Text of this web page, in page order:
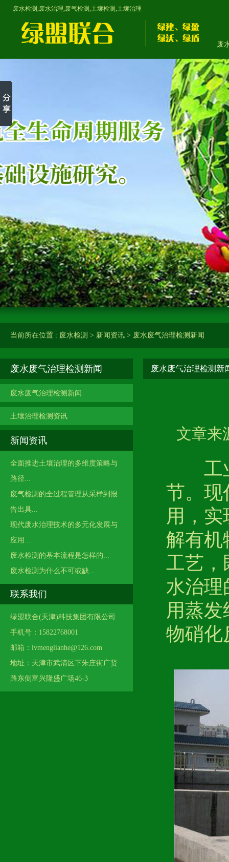
废水检测,废水治理,废气检测,土壤检测,土壤治理
废
当前所在位置 : 废水检测 > 新闻资讯 > 废水废气治理检测新闻
废水废气治理检测新闻
废水废气治理检测新闻
土壤治理检测资讯
新闻资讯
全面推进土壤治理的多维度策略与
路径...
废气检测的全过程管理从采样到报
告出具...
现代废水治理技术的多元化发展与
应用...
废水检测的基本流程是怎样的...
废水检测为什么不可或缺...
联系我们
绿盟联合(天津)科技集团有限公司
手机号：15822768001
邮箱：lvmenglianhe@126.com
地址：天津市武清区下朱庄街广贤
路东侧富兴隆盛广场46-3
废水废气治理检测新
文章
工
节。现
用，
解有机
工艺，
水治理
用蒸
物硝化